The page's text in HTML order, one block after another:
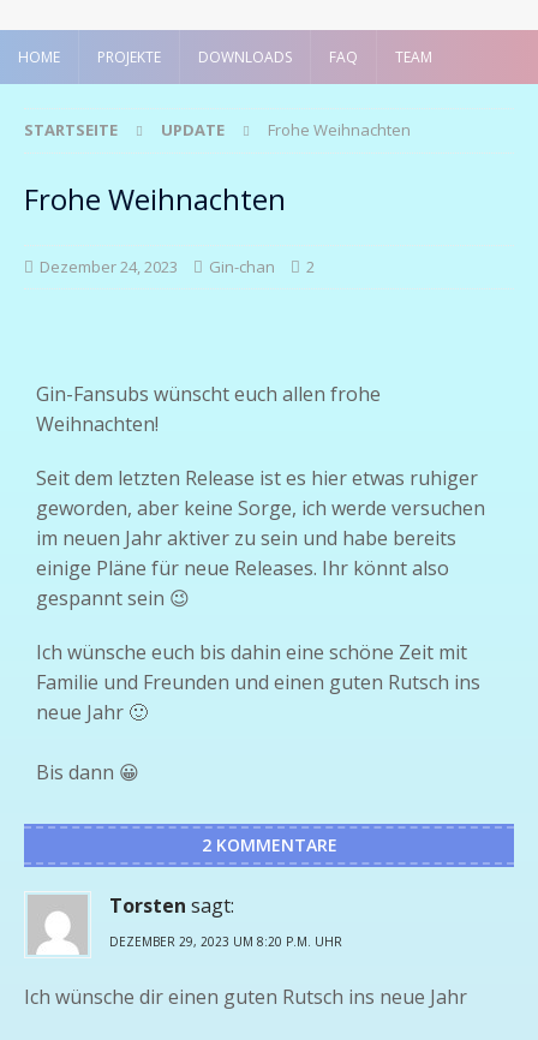
HOME PROJEKTE DOWNLOADS FAQ TEAM
STARTSEITE UPDATE Frohe Weihnachten
Frohe Weihnachten
Dezember 24, 2023 Gin-chan 2
Gin-Fansubs wünscht euch allen frohe
Weihnachten!
Seit dem letzten Release ist es hier etwas ruhiger
geworden, aber keine Sorge, ich werde versuchen
im neuen Jahr aktiver zu sein und habe bereits
einige Pläne für neue Releases. Ihr könnt also
gespannt sein 😉
Ich wünsche euch bis dahin eine schöne Zeit mit
Familie und Freunden und einen guten Rutsch ins
neue Jahr 🙂
Bis dann 😀
2 KOMMENTARE
Torsten sagt:
DEZEMBER 29, 2023 UM 8:20 P.M. UHR
Ich wünsche dir einen guten Rutsch ins neue Jahr